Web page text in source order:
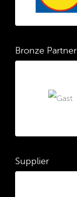
Bronze Partner
Supplier